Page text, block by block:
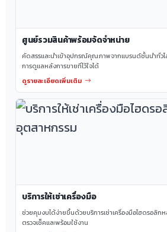
ศูนย์รวมสินค้าพร้อมจัดจำหน่าย
คัดสรรและนำเข้าอุปกรณ์คุณภาพจากแบรนด์ชั้นนำทั่วโ
การดูแลหลังการขายที่ไว้ใจได้
ดูรายละเอียดเพิ่มเติม
บริการให้เช่าเครื่องมือ
ช่วยคุมงบได้ง่ายขึ้นด้วยบริการเช่าเครื่องมือไฮดรอลิ
ตรวจเช็คและพร้อมใช้งาน